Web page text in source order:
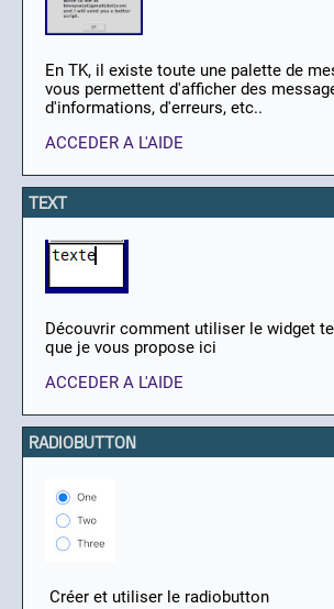
En TK, il existe toute une palette de
vous permettent d'afficher des
d'informations, d'erreurs, etc..
ACCEDER A L'AIDE
TEXT
Découvrir comment utiliser le widget
que je vous propose ici
ACCEDER A L'AIDE
RADIOBUTTON
Créer et utiliser le radiobutton